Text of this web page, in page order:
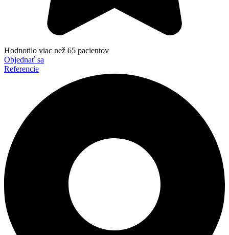
Hodnotilo viac než 65 pacientov
Objednať sa
Referencie